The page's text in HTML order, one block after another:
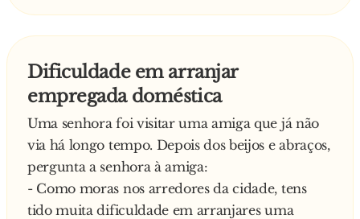
A empregada:
- Isso, não sei. O que que queria era um espelho
—
Dificuldade em arranjar
empregada doméstica
Uma senhora foi visitar uma amiga que já não
via há longo tempo. Depois dos beijos e abraços,
pergunta a senhora à amiga:
- Como moras nos arredores da cidade, tens
tido muita dificuldade em arranjares uma